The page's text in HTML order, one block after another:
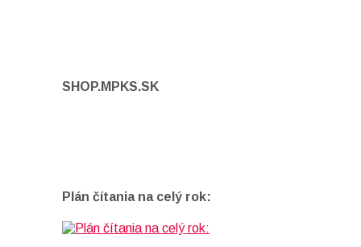
SHOP.MPKS.SK
Plán čítania na celý rok: